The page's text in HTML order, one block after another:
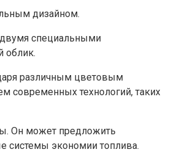
дизайном.
специальными
облик.
различным цветовым
современных технологий, таких
Он может предложить
системы экономии топлива.